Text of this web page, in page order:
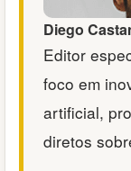
Diego
Editor
foco em
artificial,
diretos